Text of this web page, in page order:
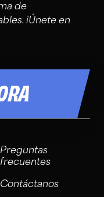
de
¡Únete en
Preguntas
frecuentes
Contáctanos